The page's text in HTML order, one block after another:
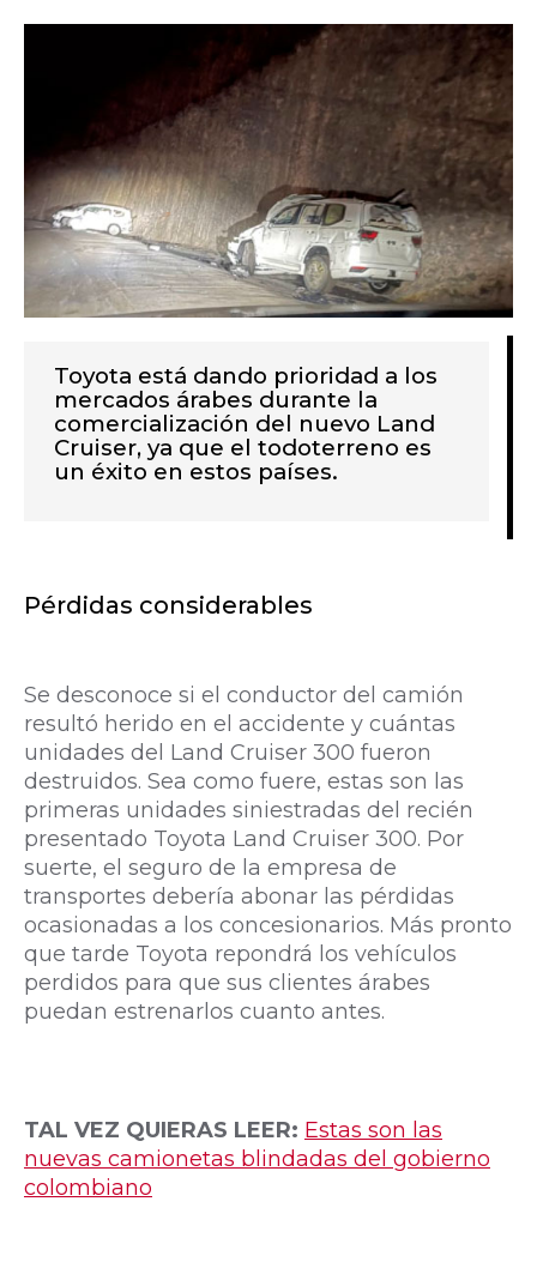
Toyota está dando prioridad a los
mercados árabes durante la
comercialización del nuevo Land
Cruiser, ya que el todoterreno es
un éxito en estos países.
Pérdidas considerables
Se desconoce si el conductor del camión
resultó herido en el accidente y cuántas
unidades del Land Cruiser 300 fueron
destruidos. Sea como fuere, estas son las
primeras unidades siniestradas del recién
presentado Toyota Land Cruiser 300. Por
suerte, el seguro de la empresa de
transportes debería abonar las pérdidas
ocasionadas a los concesionarios. Más pronto
que tarde Toyota repondrá los vehículos
perdidos para que sus clientes árabes
puedan estrenarlos cuanto antes.
TAL VEZ QUIERAS LEER: Estas son las
nuevas camionetas blindadas del gobierno
colombiano